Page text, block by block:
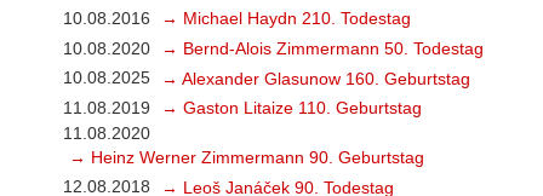
10.08.2016
→ Michael Haydn 210. Todestag
10.08.2020
→ Bernd-Alois Zimmermann 50. Todestag
10.08.2025
→ Alexander Glasunow 160. Geburtstag
11.08.2019
→ Gaston Litaize 110. Geburtstag
11.08.2020
→ Heinz Werner Zimmermann 90. Geburtstag
12.08.2018
→ Leoš Janáček 90. Todestag